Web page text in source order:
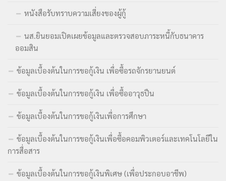
หนังสือรับทราบความเสี่ยงของผู้กู้
นส.ยินยอมเปิดเผยข้อมูลและตรวจสอบภาระหนี้กับธนาคาร
ออมสิน
ข้อมูลเบื้องต้นในการขอกู้เงิน เพื่อซื้อรถจักรยานยนต์
ข้อมูลเบื้องต้นในการขอกู้เงิน เพื่อซื้ออาวุธปืน
ข้อมูลเบื้องต้นในการขอกู้เงินเพื่อการศึกษา
ข้อมูลเบื้องต้นในการขอกู้เงินเพื่อซื้อคอมพิวเตอร์และเทคโนโลยีใน
การสื่อสาร
ข้อมูลเบื้องต้นในการขอกู้เงินพิเศษ (เพื่อประกอบอาชีพ)